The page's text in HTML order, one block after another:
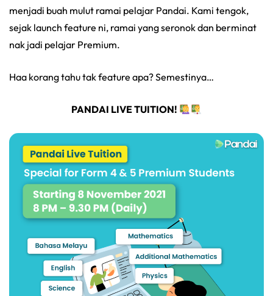
menjadi buah mulut ramai pelajar Pandai. Kami tengok,
sejak launch feature ni, ramai yang seronok dan berminat
nak jadi pelajar Premium.
Haa korang tahu tak feature apa? Semestinya…
PANDAI LIVE TUITION!